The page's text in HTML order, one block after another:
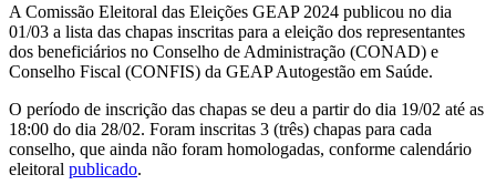
A Comissão Eleitoral das Eleições GEAP 2024 publicou no dia
01/03 a lista das chapas inscritas para a eleição dos representantes
dos beneficiários no Conselho de Administração (CONAD) e
Conselho Fiscal (CONFIS) da GEAP Autogestão em Saúde.
O período de inscrição das chapas se deu a partir do dia 19/02 até as
18:00 do dia 28/02. Foram inscritas 3 (três) chapas para cada
conselho, que ainda não foram homologadas, conforme calendário
eleitoral publicado.